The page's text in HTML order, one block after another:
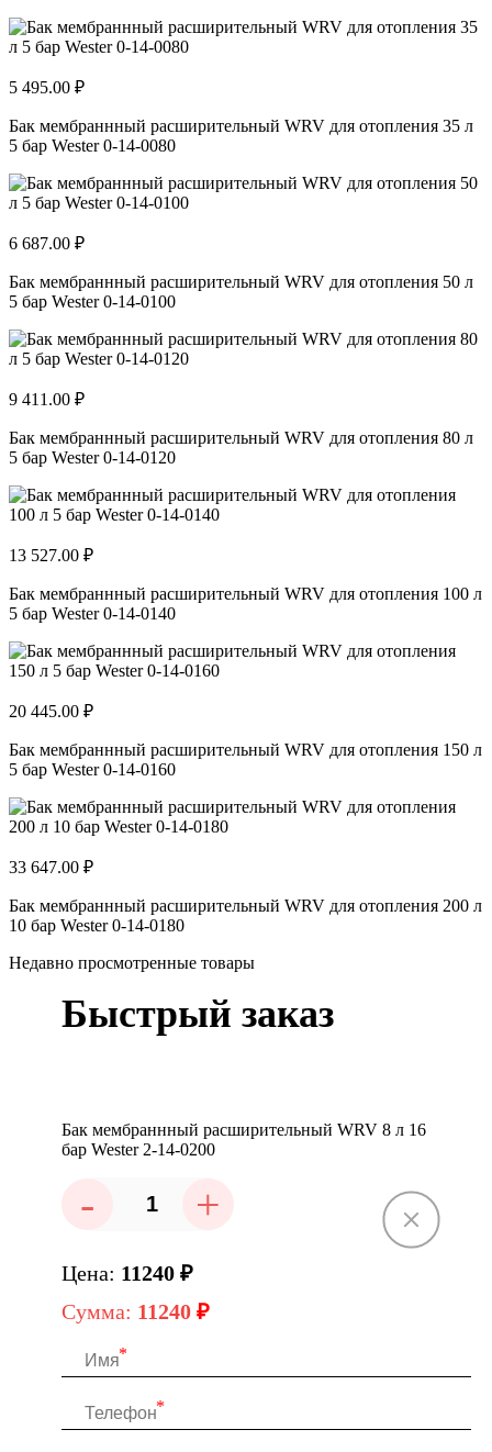
5 495.00 ₽
Бак мембраннный расширительный WRV для отопления 35 л
5 бар Wester 0-14-0080
6 687.00 ₽
Бак мембраннный расширительный WRV для отопления 50 л
5 бар Wester 0-14-0100
9 411.00 ₽
Бак мембраннный расширительный WRV для отопления 80 л
5 бар Wester 0-14-0120
13 527.00 ₽
Бак мембраннный расширительный WRV для отопления 100 л
5 бар Wester 0-14-0140
20 445.00 ₽
Бак мембраннный расширительный WRV для отопления 150 л
5 бар Wester 0-14-0160
33 647.00 ₽
Бак мембраннный расширительный WRV для отопления 200 л
10 бар Wester 0-14-0180
Недавно просмотренные товары
Быстрый заказ
Бак мембраннный расширительный WRV 8 л 16
бар Wester 2-14-0200
- +
Цена: 11240 ₽
Сумма: 11240 ₽